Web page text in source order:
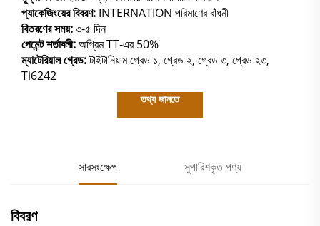
প্যাকেজিংয়ের বিবরণ: INTERNATION পরিমাণের বাঁধনী
বিতরণের সময়:৩-৫ দিন
পেমেন্ট শর্তাবলী:অগ্রিম TT-এর 50%
ম্যাটেরিয়াল গ্রেড:টাইটানিয়াম গ্রেড ১, গ্রেড ২, গ্রেড ৩, গ্রেড ২৩,
Ti6242
তথ্য জানতে
সারসংক্ষেপ সুপারিশকৃত পণ্য
বিবরণ